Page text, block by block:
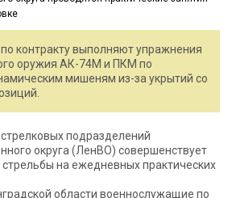
контракту выполняют упражнения
оружия АК-74М и ПКМ по
мишеням из-за укрытий со
подразделений
округа (ЛенВО) совершенствует
стрельбы на ежедневных практических
области военнослужащие по